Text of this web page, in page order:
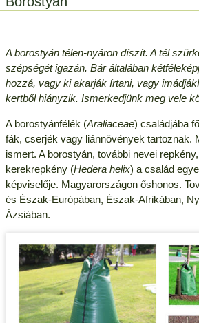
A borostyán télen-nyáron díszít. A tél
szépségét igazán. Bár általában
hozzá, vagy ki akarják írtani, vagy
kertből hiányzik. Ismerkedjünk meg vele
A borostyánfélék (Araliaceae) családjába
fák, cserjék vagy liánnövények tartoznak.
ismert. A borostyán, további nevei
kerekrepkény (Hedera helix) a család
képviselője. Magyarországon őshonos.
és Észak-Európában, Észak-Afrikában,
Ázsiában.